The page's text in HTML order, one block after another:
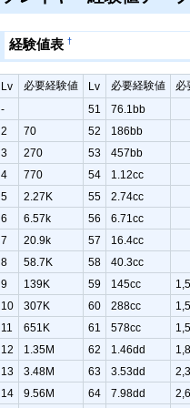
経験値表 †
Lv 必要経験値 Lv 必要経験値
必
-
51
76.1bb
2
70 52
186bb
3
270 53
457bb
4
770 54
1.12cc
5
2.27K 55
2.74cc
6
6.57k 56
6.71cc
7
20.9k 57
16.4cc
8
58.7K 58
40.3cc
9
139K 59 145cc
10
307K 60 288cc
11
651K 61 578cc
12
1.35M 62 1.46dd
13
3.48M 63 3.53dd
14
9.56M 64 7.98dd